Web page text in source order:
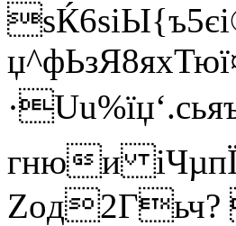
гнюи
Zoд2Гьч?